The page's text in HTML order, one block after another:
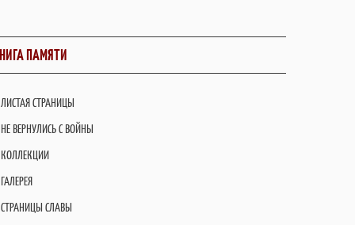
ПАМЯТИ
ЛИСТАЯ СТРАНИЦЫ
НЕ ВЕРНУЛИСЬ С ВОЙНЫ
КОЛЛЕКЦИИ
ГАЛЕРЕЯ
СТРАНИЦЫ СЛАВЫ